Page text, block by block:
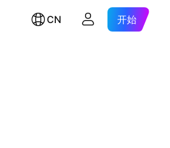
CN 开始